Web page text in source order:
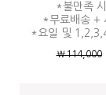
*불만족
*무료배송 +
*요일 및
₩114,000